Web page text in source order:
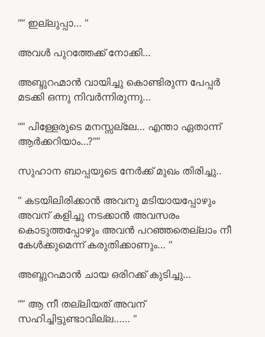
“” ഇല്ലുപ്പാ… “
അവൾ പുറത്തേക്ക് നോക്കി…
അബ്ദുറഹ്മാൻ വായിച്ചു കൊണ്ടിരുന്ന പേപ്പർ
മടക്കി ഒന്നു നിവർന്നിരുന്നു…
“” പിള്ളേരുടെ മനസ്സല്ലേ… എന്താ ഏതാന്ന്
ആർക്കറിയാം…?””
സുഹാന ബാപ്പയുടെ നേർക്ക് മുഖം തിരിച്ചു..
“ കടയിലിരിക്കാൻ അവനു മടിയായപ്പോഴും
അവന് കളിച്ചു നടക്കാൻ അവസരം
കൊടുത്തപ്പോഴും അവൻ പറഞ്ഞതെല്ലാം നീ
കേൾക്കുമെന്ന് കരുതിക്കാണും… “
അബ്ദുറഹ്മാൻ ചായ ഒരിറക്ക് കുടിച്ചു…
“” ആ നീ തല്ലിയത് അവന്
സഹിച്ചിട്ടുണ്ടാവില്ല…… “